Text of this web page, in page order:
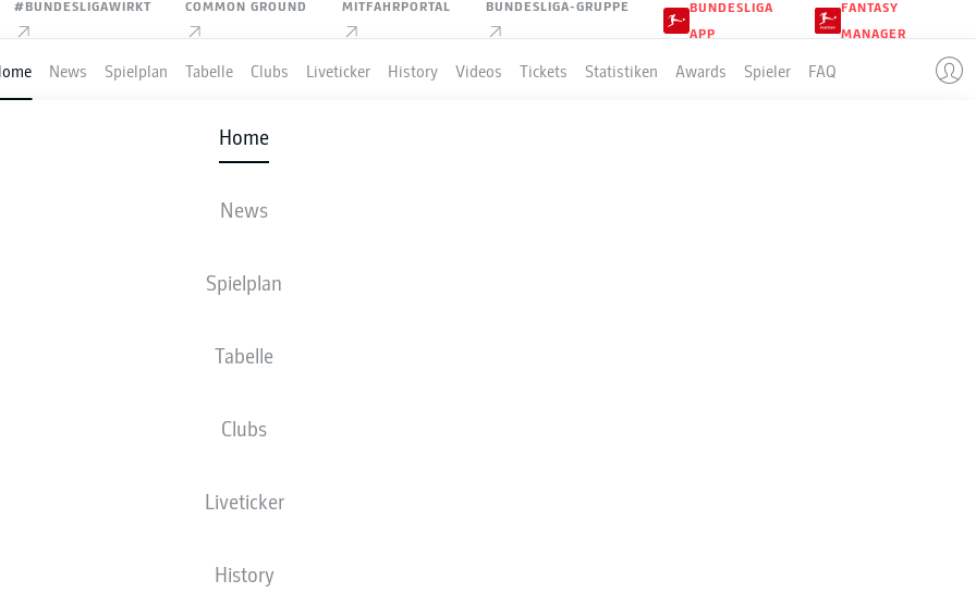
#BUNDESLIGAWIRKT COMMON GROUND MITFAHRPORTAL BUNDESLIGA-GRUPPE
BUNDESLIGA
APP
FANTASY
MANAGER
News Spielplan Tabelle Clubs Liveticker History Videos Tickets Statistiken Awards Spieler FAQ
Home
News
Spielplan
Tabelle
Clubs
Liveticker
History
vs